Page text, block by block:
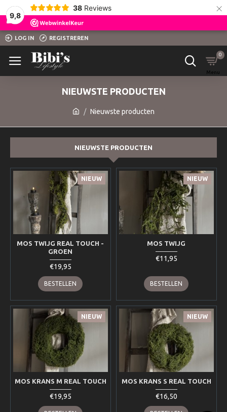
9,8
38 Reviews ×
LOG IN REGISTREREN
0
Nieuwste producten
NIEUWSTE PRODUCTEN
NIEUWSTE PRODUCTEN
NIEUW
MOS TWIJG REAL TOUCH -
GROEN
€19,95
BESTELLEN
NIEUW
MOS TWIJG
€11,95
BESTELLEN
NIEUW
MOS KRANS M REAL TOUCH
€19,95
NIEUW
MOS KRANS S REAL TOUCH
€16,50